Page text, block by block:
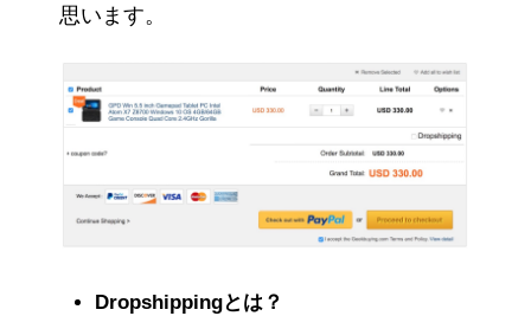
思います。
Dropshippingとは？